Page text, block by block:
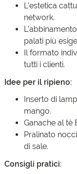
L’estetica
network.
palati più
Il formato
tutti i clienti.
Idee per il ripieno:
Inserto di
mango.
Ganache al tè
Pralinato
di sale.
Consigli pratici: